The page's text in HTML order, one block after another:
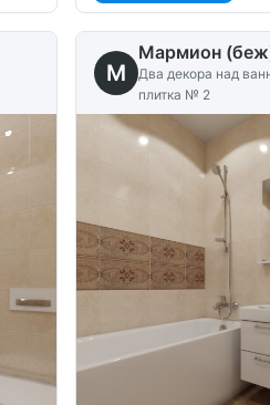
M
Мармион
Два декора над
плитка № 2